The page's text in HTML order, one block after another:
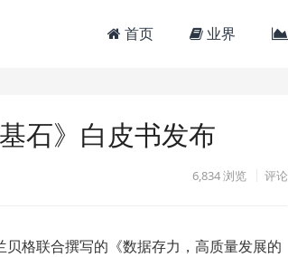
首页 业界
石》白皮书发布
6,834浏览 评论
格联合撰写的《数据存力，高质量发展的